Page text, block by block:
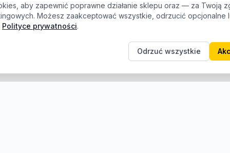
aby zapewnić poprawne działanie sklepu oraz — za Twoją
Możesz zaakceptować wszystkie, odrzucić opcjonalne
Polityce prywatności.
Odrzuć wszystkie